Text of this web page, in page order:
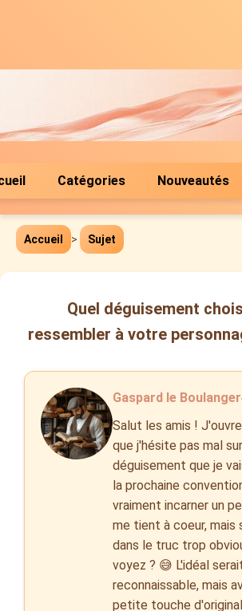
Catégories Nouveautés
Accueil > Sujet
Quel déguisement
ressembler à votre
Gaspard le
Salut les amis !
que j'hésite pas mal
déguisement que je
la prochaine
vraiment incarner un
me tient à coeur, mais
dans le truc trop
voyez ? 😅 L'idéal
reconnaissable, mais
petite touche